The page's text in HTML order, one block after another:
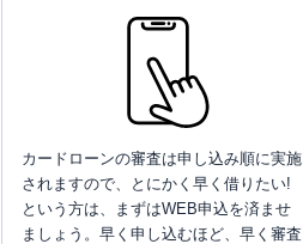
カードローンの審査は申し込み順に実施
されますので、とにかく早く借りたい!
という方は、まずはWEB申込を済ませ
ましょう。早く申し込むほど、早く審査